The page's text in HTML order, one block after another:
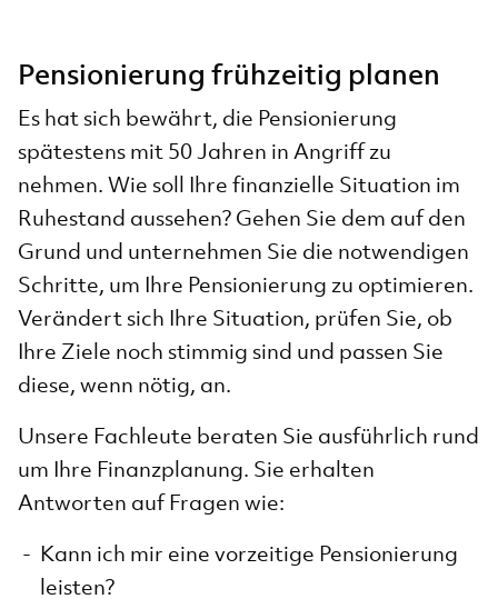
Pensionierung frühzeitig planen
Es hat sich bewährt, die Pensionierung
spätestens mit 50 Jahren in Angriff zu
nehmen. Wie soll Ihre finanzielle Situation im
Ruhestand aussehen? Gehen Sie dem auf den
Grund und unternehmen Sie die notwendigen
Schritte, um Ihre Pensionierung zu optimieren.
Verändert sich Ihre Situation, prüfen Sie, ob
Ihre Ziele noch stimmig sind und passen Sie
diese, wenn nötig, an.
Unsere Fachleute beraten Sie ausführlich rund
um Ihre Finanzplanung. Sie erhalten
Antworten auf Fragen wie:
Kann ich mir eine vorzeitige Pensionierung
leisten?